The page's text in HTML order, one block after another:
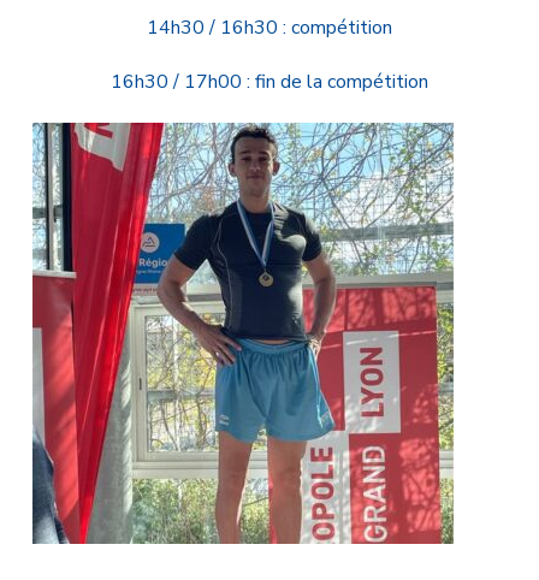
14h30 / 16h30 : compétition
16h30 / 17h00 : fin de la compétition